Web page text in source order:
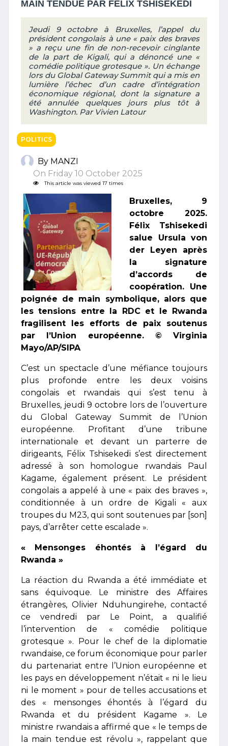
MAIN TENDUE PAR FELIX TSHISEKEDI
Jeudi 9 octobre à Bruxelles, l’appel du
président congolais à une « paix des braves
» a reçu une fin de non-recevoir cinglante
de la part de Kigali, qui a dénoncé une «
comédie politique grotesque ». Un échange
lors du Global Gateway Summit qui a mis en
lumière l’échec d’un cadre d’intégration
économique régional, dont la signature a
été annulée quelques jours plus tôt à
Washington. Par Vivien Latour
POLITICS
By MANZI
On Friday 10 October 2025
This article was viewed 17 times
Bruxelles, 9
octobre 2025.
Félix Tshisekedi
salue Ursula von
der Leyen après
la signature
d’accords de
coopération. Une
poignée de main symbolique, alors que
les tensions entre la RDC et le Rwanda
fragilisent les efforts de paix soutenus
par l’Union européenne. © Virginia
Mayo/AP/SIPA
C’est un spectacle d’une méfiance toujours
plus profonde entre les deux voisins
congolais et rwandais qui s’est tenu à
Bruxelles, jeudi 9 octobre lors de l’ouverture
du Global Gateway Summit de l’Union
européenne. Profitant d’une tribune
internationale et devant un parterre de
dirigeants, Félix Tshisekedi s’est directement
adressé à son homologue rwandais Paul
Kagame, également présent. Le président
congolais a appelé à une « paix des braves »,
conditionnée à un ordre de Kigali « aux
troupes du M23, qui sont soutenues par [son]
pays, d’arrêter cette escalade ».
« Mensonges éhontés à l’égard du
Rwanda »
La réaction du Rwanda a été immédiate et
sans équivoque. Le ministre des Affaires
étrangères, Olivier Nduhungirehe, contacté
ce vendredi par Le Point, a qualifié
l’intervention de « comédie politique
grotesque ». Pour le chef de la diplomatie
rwandaise, ce forum économique pour parler
du partenariat entre l’Union européenne et
les pays en développement n’était « ni le lieu
ni le moment » pour de telles accusations et
des « mensonges éhontés à l’égard du
Rwanda et du président Kagame ». Le
ministre rwandais a affirmé que « le temps de
la main tendue est révolu », rappelant que